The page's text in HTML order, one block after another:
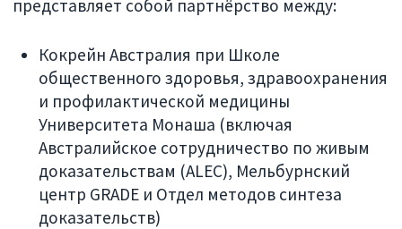
представляет собой партнёрство между:
Кокрейн Австралия при Школе
общественного здоровья, здравоохранения
и профилактической медицины
Университета Монаша (включая
Австралийское сотрудничество по живым
доказательствам (ALEC), Мельбурнский
центр GRADE и Отдел методов синтеза
доказательств)